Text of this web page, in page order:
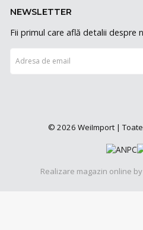
NEWSLETTER
Fii primul care află detalii despre
© 2026 WeiImport |
Realizare magazin online by